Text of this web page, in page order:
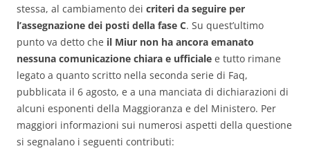
stessa, al cambiamento dei criteri da seguire per
l’assegnazione dei posti della fase C. Su quest’ultimo
punto va detto che il Miur non ha ancora emanato
nessuna comunicazione chiara e ufficiale e tutto rimane
legato a quanto scritto nella seconda serie di Faq,
pubblicata il 6 agosto, e a una manciata di dichiarazioni di
alcuni esponenti della Maggioranza e del Ministero. Per
maggiori informazioni sui numerosi aspetti della questione
si segnalano i seguenti contributi: